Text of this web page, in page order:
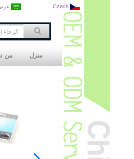
Czech
منزل من